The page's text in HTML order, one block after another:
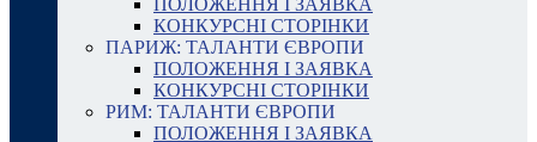
ПОЛОЖЕННЯ І ЗАЯВКА
КОНКУРСНІ СТОРІНКИ
ПАРИЖ: ТАЛАНТИ ЄВРОПИ
ПОЛОЖЕННЯ І ЗАЯВКА
КОНКУРСНІ СТОРІНКИ
РИМ: ТАЛАНТИ ЄВРОПИ
ПОЛОЖЕННЯ І ЗАЯВКА